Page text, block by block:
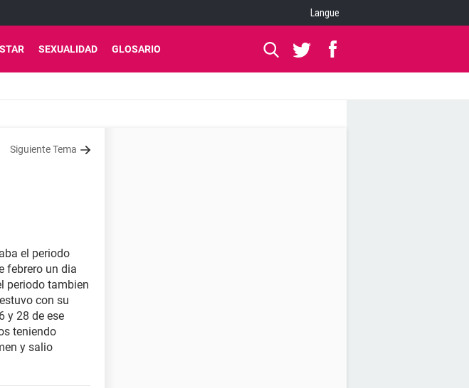
Langue
SEXUALIDAD GLOSARIO
Siguiente Tema
el periodo
febrero un dia
periodo tambien
con su
y 28 de ese
teniendo
y salio